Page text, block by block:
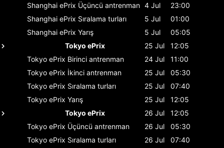
Shanghai ePrix Üçüncü antrenman 4 Jul
23:00
Shanghai ePrix Sıralama turları 5 Jul
01:00
Shanghai ePrix Yarış 5 Jul
05:05
Tokyo ePrix
25 Jul
12:05
Tokyo ePrix Birinci antrenman 24 Jul
11:00
Tokyo ePrix İkinci antrenman 25 Jul
05:30
Tokyo ePrix Sıralama turları 25 Jul
07:40
Tokyo ePrix Yarış 25 Jul
12:05
Tokyo ePrix
26 Jul
12:05
Tokyo ePrix Üçüncü antrenman 26 Jul
05:30
Tokyo ePrix Sıralama turları 26 Jul
07:40